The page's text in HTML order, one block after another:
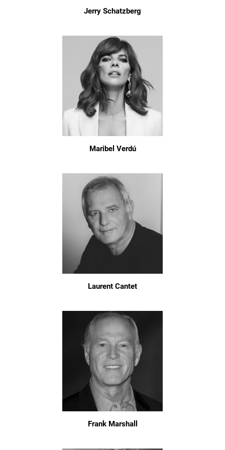
Jerry Schatzberg
Maribel Verdú
Laurent Cantet
Frank Marshall